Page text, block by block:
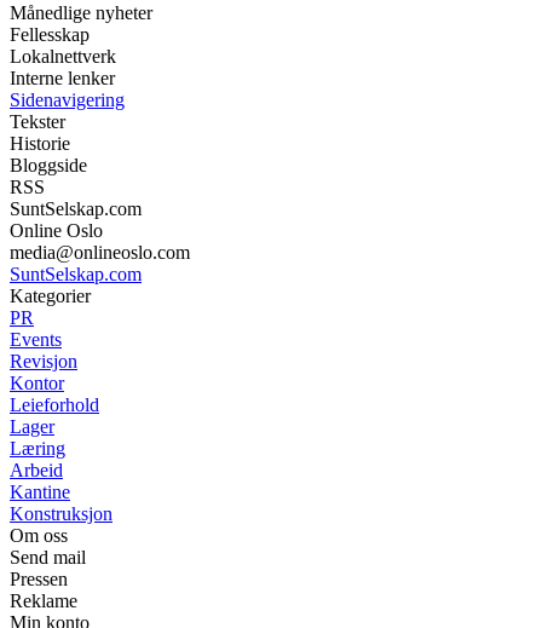
Månedlige nyheter
Fellesskap
Lokalnettverk
Interne lenker
Sidenavigering
Tekster
Historie
Bloggside
RSS
SuntSelskap.com
Online Oslo
media@onlineoslo.com
SuntSelskap.com
Kategorier
PR
Events
Revisjon
Kontor
Leieforhold
Lager
Læring
Arbeid
Kantine
Konstruksjon
Om oss
Send mail
Pressen
Reklame
Min konto